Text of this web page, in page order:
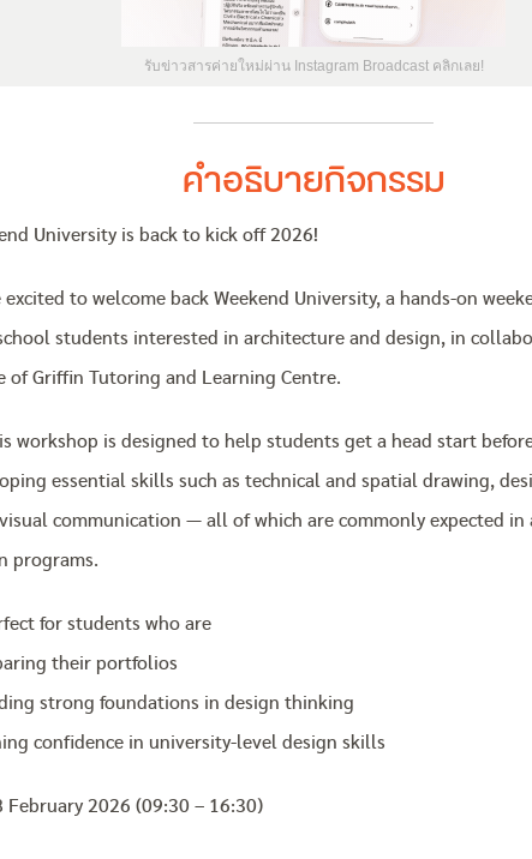
รับข่าวสารค่ายใหม่ผ่าน Instagram Broadcast คลิกเลย!
คำอธิบายกิจกรรม
University is back to kick off 2026!
excited to welcome back Weekend University, a hands-on
students interested in architecture and design, in
of Griffin Tutoring and Learning Centre.
workshop is designed to help students get a head start
essential skills such as technical and spatial drawing,
communication — all of which are commonly expected in
programs.
for students who are
their portfolios
strong foundations in design thinking
confidence in university-level design skills
February 2026 (09:30 – 16:30)